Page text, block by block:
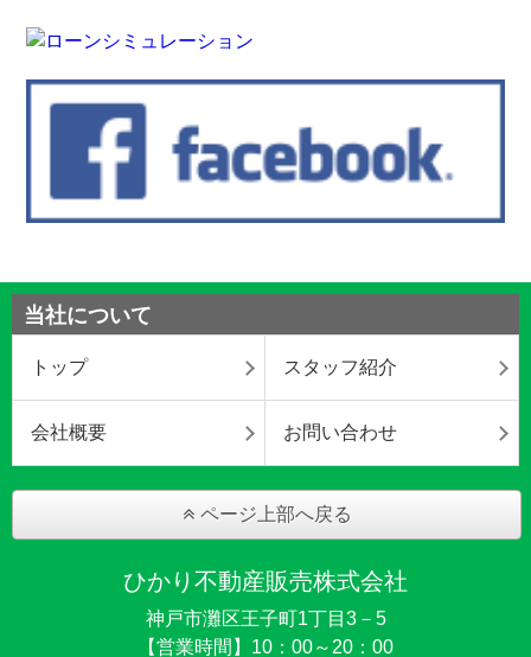
当社について
トップ スタッフ紹介
会社概要 お問い合わせ
ページ上部へ戻る
ひかり不動産販売株式会社
神戸市灘区王子町1丁目3－5
【営業時間】10：00～20：00